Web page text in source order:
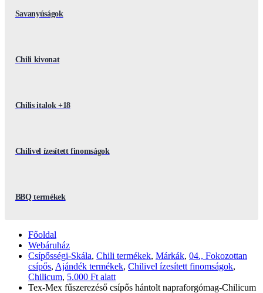
Savanyúságok
Chili kivonat
Chilis italok +18
Chilivel ízesített finomságok
BBQ termékek
Főoldal
Webáruház
Csípősségi-Skála, Chili termékek, Márkák, 04., Fokozottan
csípős, Ajándék termékek, Chilivel ízesített finomságok,
Chilicum, 5.000 Ft alatt
Tex-Mex fűszerezéső csípős hántolt napraforgómag-Chilicum